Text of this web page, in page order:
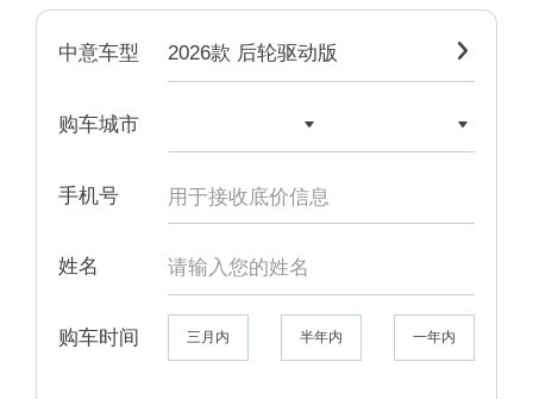
中意车型 2026款 后轮驱动版 
购车城市  
手机号
姓名
购车时间 三月内 半年内 一年内